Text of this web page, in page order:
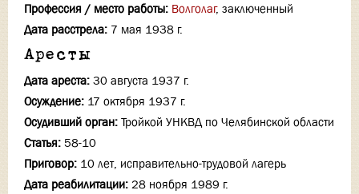
Профессия / место работы: Волголаг, заключенный
Дата расстрела: 7 мая 1938 г.
Аресты
Дата ареста: 30 августа 1937 г.
Осуждение: 17 октября 1937 г.
Осудивший орган: Тройкой УНКВД по Челябинской области
Статья: 58-10
Приговор: 10 лет, исправительно-трудовой лагерь
Дата реабилитации: 28 ноября 1989 г.